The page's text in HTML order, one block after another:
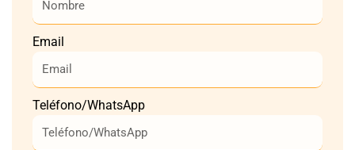
Email
Teléfono/WhatsApp